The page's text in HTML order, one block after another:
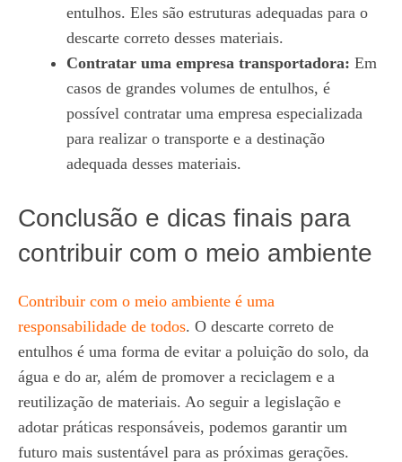
entulhos. Eles são estruturas adequadas para o
descarte correto desses materiais.
Contratar uma empresa transportadora: Em
casos de grandes volumes de entulhos, é
possível contratar uma empresa especializada
para realizar o transporte e a destinação
adequada desses materiais.
Conclusão e dicas finais para
contribuir com o meio ambiente
Contribuir com o meio ambiente é uma
responsabilidade de todos. O descarte correto de
entulhos é uma forma de evitar a poluição do solo, da
água e do ar, além de promover a reciclagem e a
reutilização de materiais. Ao seguir a legislação e
adotar práticas responsáveis, podemos garantir um
futuro mais sustentável para as próximas gerações.